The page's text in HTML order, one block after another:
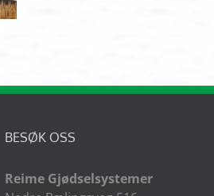
BESØK OSS
Reime Gjødselsystemer